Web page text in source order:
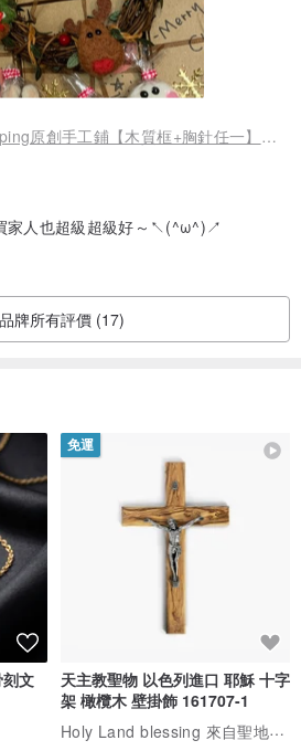
Goody Bag -Sleeping原創手工鋪【木質框+胸針任一】擺件/胸針
家人也超級超級好～↖(^ω^)↗
牌所有評價 (17)
文
免運
天主教聖物 以色列進口 耶穌 十字
架 橄欖木 壁掛飾 161707-1
Holy Land blessing 來自聖地的祝福